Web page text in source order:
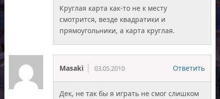
Круглая карта как-то не к месту
смотрится, везде квадратики и
прямоугольники, а карта круглая.
Masaki 03.05.2010 Ответить
Дек, не так бы я играть не смог слишком